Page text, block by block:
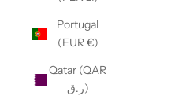
Portugal
(EUR €)
Qatar (QAR
ر.ق)